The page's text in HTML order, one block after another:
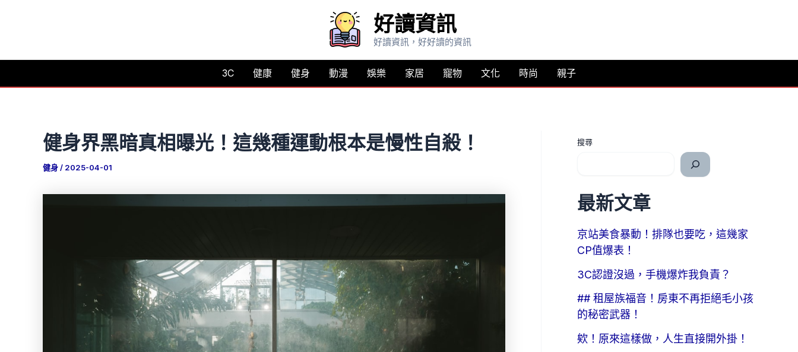
要
好讀資訊
好讀資訊，好好讀的資訊
3C 健康 健身 動漫 娛樂 家居 寵物 文化 時尚 親子
健身界黑暗真相曝光！這幾種運動根本是慢性自殺！
健身/ 2025-04-01
搜尋
最新文章
京站美食暴動！排隊也要吃，這幾家
CP值爆表！
3C認證沒過，手機爆炸我負責？
## 租屋族福音！房東不再拒絕毛小孩
的秘密武器！
欸！原來這樣做，人生直接開外掛！